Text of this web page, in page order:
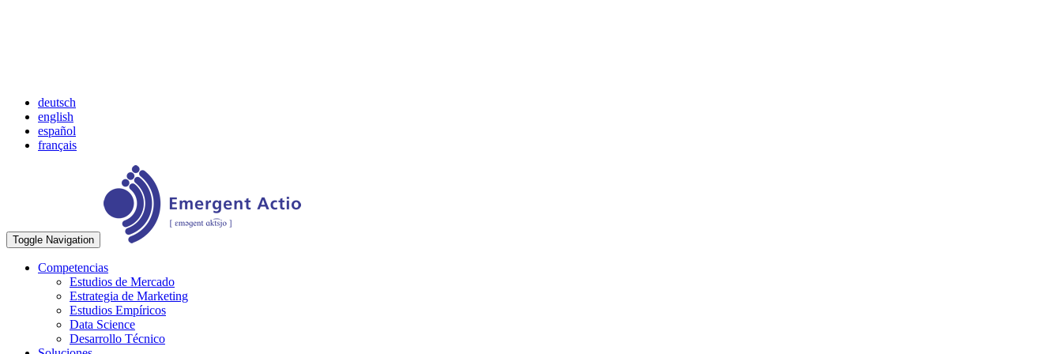
deutsch
english
español
français
Toggle Navigation
Competencias
Estudios de Mercado
Estrategia de Marketing
Estudios Empíricos
Data Science
Desarrollo Técnico